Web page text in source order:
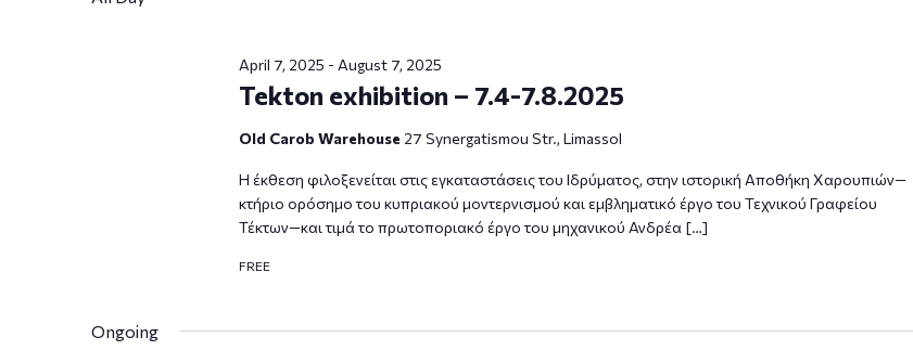
Tekton exhibition – 7.4-7.8.2025
April 7, 2025 - August 7, 2025
Old Carob Warehouse 27 Synergatismou Str., Limassol
Η έκθεση φιλοξενείται στις εγκαταστάσεις του Ιδρύματος, στην ιστορική Αποθήκη Χαρουπιών—
κτήριο ορόσημο του κυπριακού μοντερνισμού και εμβληματικό έργο του Τεχνικού Γραφείου
Τέκτων—και τιμά το πρωτοποριακό έργο του μηχανικού Ανδρέα […]
FREE
Ongoing